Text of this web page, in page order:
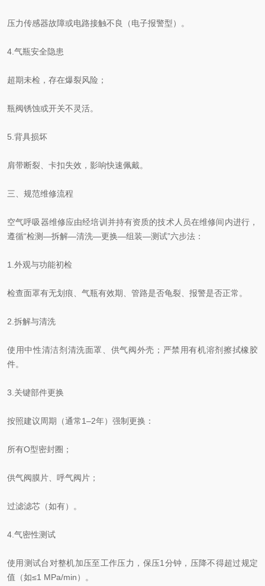
压力传感器故障或电路接触不良（电子报警型）。
4.气瓶安全隐患
超期未检，存在爆裂风险；
瓶阀锈蚀或开关不灵活。
5.背具损坏
肩带断裂、卡扣失效，影响快速佩戴。
三、规范维修流程
空气呼吸器维修应由经培训并持有资质的技术人员在维修间内进行，
遵循“检测—拆解—清洗—更换—组装—测试”六步法：
1.外观与功能初检
检查面罩有无划痕、气瓶有效期、管路是否龟裂、报警是否正常。
2.拆解与清洗
使用中性清洁剂清洗面罩、供气阀外壳；严禁用有机溶剂擦拭橡胶
件。
3.关键部件更换
按照建议周期（通常1–2年）强制更换：
所有O型密封圈；
供气阀膜片、呼气阀片；
过滤滤芯（如有）。
4.气密性测试
使用测试台对整机加压至工作压力，保压1分钟，压降不得超过规定
值（如≤1 MPa/min）。